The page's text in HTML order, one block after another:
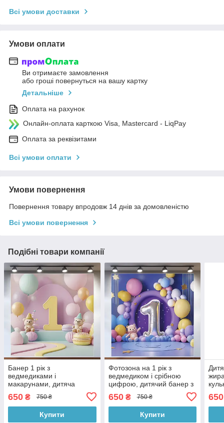
Всі умови доставки
Умови оплати
Ви отримаєте замовлення
або гроші повернуться на вашу картку
Детальніше
Оплата на рахунок
Онлайн-оплата карткою Visa, Mastercard - LiqPay
Оплата за реквізитами
Всі умови оплати
Умови повернення
Повернення товару впродовж 14 днів за домовленістю
Всі умови повернення
Подібні товари компанії
Банер 1 рік з
ведмедиками і
макарунами, дитяча
рожевих тонах з кульками,
120x120 см, №43043
650 ₴ 750 ₴
Купити
Фотозона на 1 рік з
ведмедиком і срібною
цифрою, дитячий банер з
повітряними кульками в
яскравих кольорах,
120x120 см, №43013
650₴ 750 ₴
Купити
650